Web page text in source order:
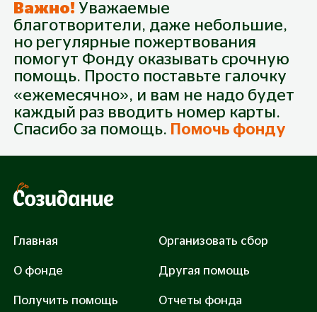
Пожертвование
Собрано20 360 Из46 500
3 000 руб.
Закрыть сбор: 26140 руб.
Помочь
Важно! Уважаемые
благотворители, даже небольшие,
но регулярные пожертвования
помогут Фонду оказывать срочную
помощь. Просто поставьте галочку
«ежемесячно», и вам не надо будет
каждый раз вводить номер карты.
Спасибо за помощь. Помочь фонду
Главная
О фонде
Получить помощь
Организовать сбор
Другая помощь
Отчеты фонда